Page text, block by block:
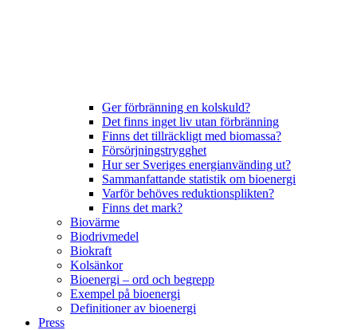
Ger förbränning en kolskuld?
Det finns inget liv utan förbränning
Finns det tillräckligt med biomassa?
Försörjningstrygghet
Hur ser Sveriges energianvänding ut?
Sammanfattande statistik om bioenergi
Varför behöves reduktionsplikten?
Finns det mark?
Biovärme
Biodrivmedel
Biokraft
Kolsänkor
Bioenergi – ord och begrepp
Exempel på bioenergi
Definitioner av bioenergi
Press